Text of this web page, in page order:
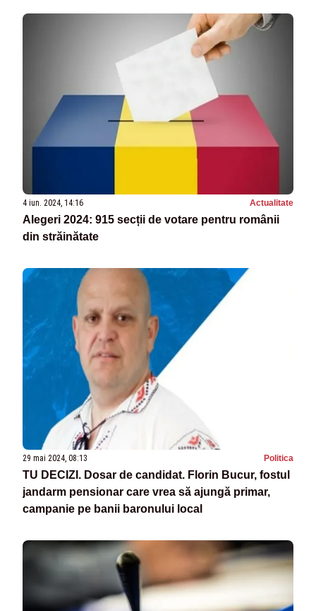
4 iun. 2024, 14:16 Actualitate
Alegeri 2024: 915 secții de votare pentru românii
din străinătate
29 mai 2024, 08:13 Politica
TU DECIZI. Dosar de candidat. Florin Bucur, fostul
jandarm pensionar care vrea să ajungă primar,
campanie pe banii baronului local